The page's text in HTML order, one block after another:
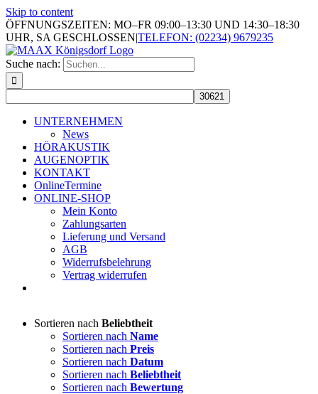
Skip to content
ÖFFNUNGSZEITEN: MO–FR 09:00–13:30 UND 14:30–18:30
UHR, SA GESCHLOSSEN|TELEFON: (02234) 9679235
Suche nach:
UNTERNEHMEN
News
HÖRAKUSTIK
AUGENOPTIK
KONTAKT
OnlineTermine
ONLINE-SHOP
Mein Konto
Zahlungsarten
Lieferung und Versand
AGB
Widerrufsbelehrung
Vertrag widerrufen
Sortieren nach Beliebtheit
Sortieren nach Name
Sortieren nach Preis
Sortieren nach Datum
Sortieren nach Beliebtheit
Sortieren nach Bewertung